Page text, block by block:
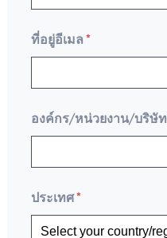
ที่อยู่อีเมล *
องค์กร/หน่วยงาน/บริษัท
ประเทศ*